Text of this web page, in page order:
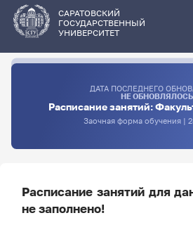
основному
содержанию
САРАТОВСКИЙ
ГОСУДАРСТВЕННЫЙ
УНИВЕРСИТЕТ
ДАТА ПОСЛЕДНЕГО
НЕ ОБНОВЛЯЛОСЬ
Расписание занятий:
Заочная форма обучения |
Расписание занятий для
не заполнено!